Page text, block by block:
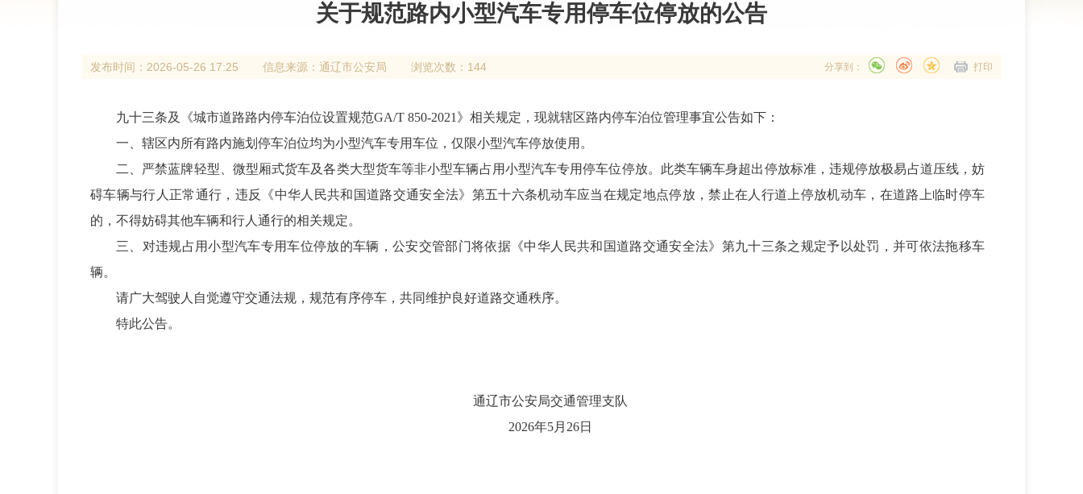
关于规范路内小型汽车专用停车位停放的公告
发布时间： 2026-05-26 17:25 信息来源： 通辽市公安局 浏览次数：144 打印
分享到：
九十三条及《城市道路路内停车泊位设置规范GA/T 850-2021》相关规定，现就辖区路内停车泊位管理事宜公告如下：
一、辖区内所有路内施划停车泊位均为小型汽车专用车位，仅限小型汽车停放使用。
二、严禁蓝牌轻型、微型厢式货车及各类大型货车等非小型车辆占用小型汽车专用停车位停放。此类车辆车身超出停放标准，违规停放极易占道压线，妨
碍车辆与行人正常通行，违反《中华人民共和国道路交通安全法》第五十六条机动车应当在规定地点停放，禁止在人行道上停放机动车，在道路上临时停车
的，不得妨碍其他车辆和行人通行的相关规定。
三、对违规占用小型汽车专用车位停放的车辆，公安交管部门将依据《中华人民共和国道路交通安全法》第九十三条之规定予以处罚，并可依法拖移车
辆。
请广大驾驶人自觉遵守交通法规，规范有序停车，共同维护良好道路交通秩序。
特此公告。
通辽市公安局交通管理支队
2026年5月26日